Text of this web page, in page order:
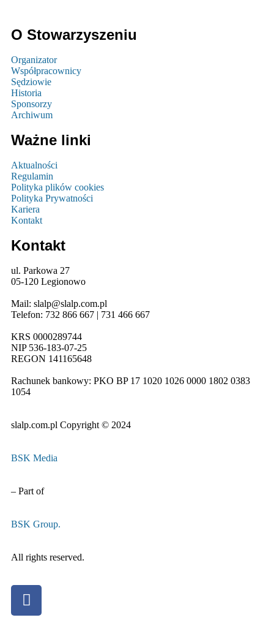
O Stowarzyszeniu
Organizator
Współpracownicy
Sędziowie
Historia
Sponsorzy
Archiwum
Ważne linki
Aktualności
Regulamin
Polityka plików cookies
Polityka Prywatności
Kariera
Kontakt
Kontakt
ul. Parkowa 27
05-120 Legionowo
Mail: slalp@slalp.com.pl
Telefon: 732 866 667 | 731 466 667
KRS 0000289744
NIP 536-183-07-25
REGON 141165648
Rachunek bankowy: PKO BP 17 1020 1026 0000 1802 0383
1054
slalp.com.pl Copyright © 2024
BSK Media
– Part of
BSK Group.
All rights reserved.